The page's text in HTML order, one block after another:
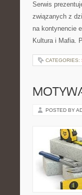
Serwis
związanych z
na kontynencie
Kultura i Mafia.
CATEGORIES:
POSTED BY